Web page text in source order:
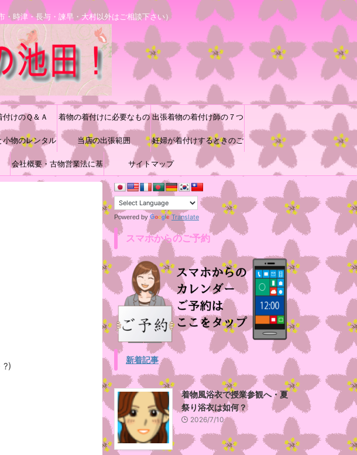
時津・長与・諫早・大村以外はご相談下さい）
けのＱ＆Ａ 着物の着付けに必要なもの 出張着物の着付け師の７つ
道具と着付け小物の収納方
法♪
小物のレンタル 当店の出張範囲 妊婦が着付けするときのご
参考
会社概要・古物営業法に基 サイトマップ
?)
Powered by Translate
スマホからのご予約
新着記事
着物風浴衣で授業参観へ・夏
祭り浴衣は如何？
2026/7/10